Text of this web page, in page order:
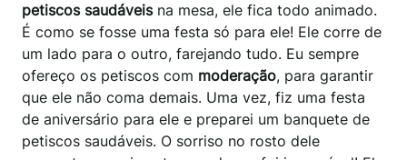
petiscos saudáveisna mesa, ele fica todo animado.
É como se fosse uma festa só para ele! Ele corre de
um lado para o outro, farejando tudo. Eu sempre
ofereço os petiscos com moderação, para garantir
que ele não coma demais. Uma vez, fiz uma festa
de aniversário para ele e preparei um banquete de
petiscos saudáveis. O sorriso no rosto dele